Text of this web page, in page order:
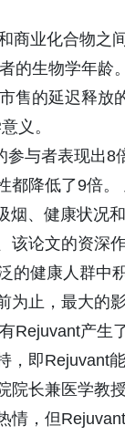
商业化合物之
的生物学年
售的延迟释
义。
与者表现出
都降低了9倍
烟、健康状况
该论文的资深
的健康人群中
为止，最大的
Rejuvant产生
，即Rejuvant
院长兼医学教
情，但